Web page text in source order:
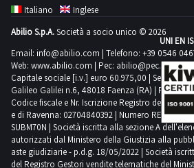
misto-
wet
wet
white-
agnello-
capretto
-
crosta-
sottocrosta,
questo
lotto.Beni
venduti
a
corpo
e
non
a
misura.
Italiano
Inglese
Abilio S.p.A.Società a socio unico © 2026
Email: info@abilio.com | Telefono: +39 0546
Web: www.abilio.com | Pec:
Capitale sociale [i.v.] euro 60.975,00 | Sede legale
Galileo Galilei n.6, 48018 Faenza (RA) | P.IVA:
Codice fiscale e Nr. Iscrizione Registro delle
e di Ravenna: 02704840392 | Numero REA RA
SUBM70N | Società iscritta alla sezione A
autorizzati dal Ministero della Giustizia alla
aste giudiziarie - p.d.g. 18/05/2022 | Società
del Registro Gestori vendite telematiche del
UNI EN